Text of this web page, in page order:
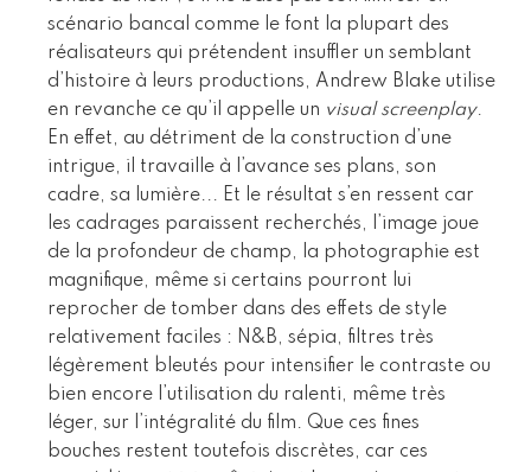
scénario bancal comme le font la plupart des
réalisateurs qui prétendent insuffler un semblant
d’histoire à leurs productions, Andrew Blake utilise
en revanche ce qu’il appelle un visual screenplay.
En effet, au détriment de la construction d’une
intrigue, il travaille à l’avance ses plans, son
cadre, sa lumière... Et le résultat s’en ressent car
les cadrages paraissent recherchés, l’image joue
de la profondeur de champ, la photographie est
magnifique, même si certains pourront lui
reprocher de tomber dans des effets de style
relativement faciles : N&B, sépia, filtres très
légèrement bleutés pour intensifier le contraste ou
bien encore l’utilisation du ralenti, même très
léger, sur l’intégralité du film. Que ces fines
bouches restent toutefois discrètes, car ces